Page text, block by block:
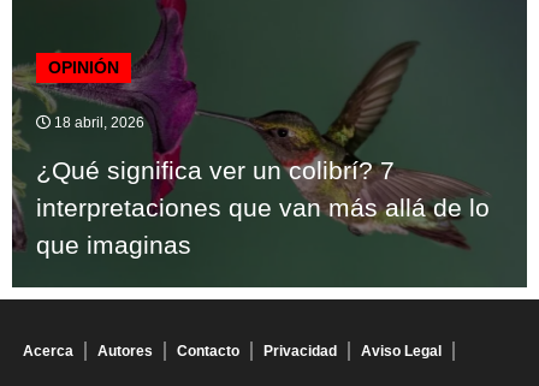
OPINIÓN
18 abril, 2026
¿Qué significa ver un colibrí? 7
interpretaciones que van más allá de lo
que imaginas
Acerca Autores Contacto Privacidad Aviso Legal